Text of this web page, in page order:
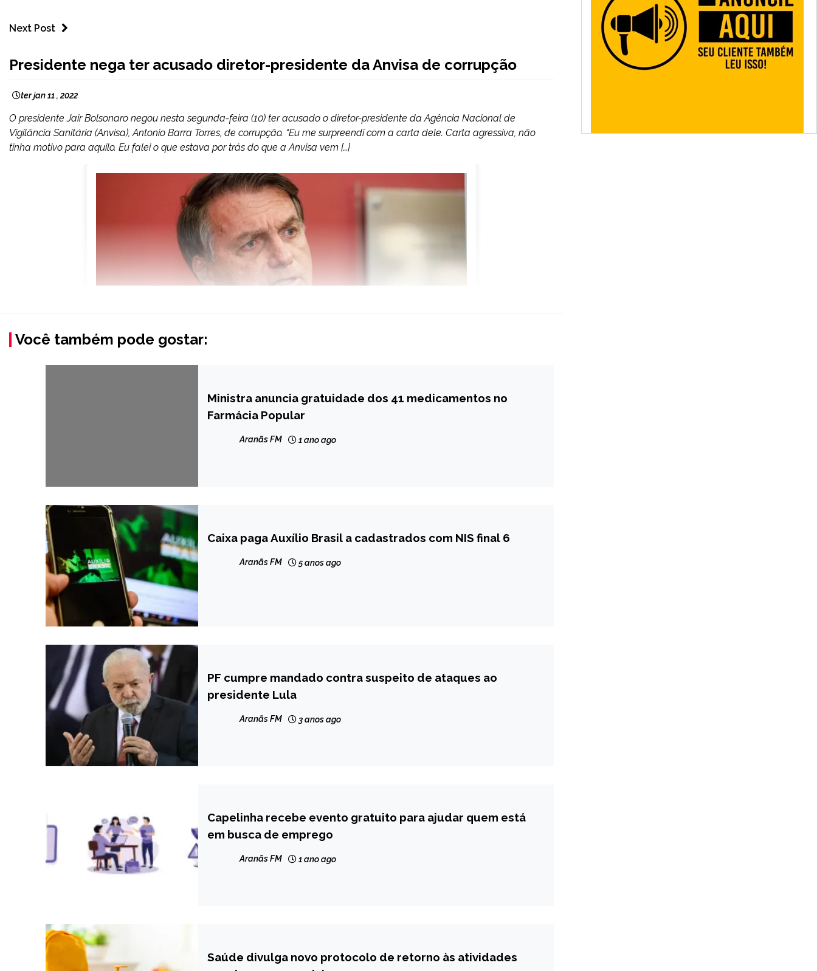
Next Post
NOTÍCIAS
Presidente nega ter acusado diretor-presidente da Anvisa de corrupção
ter jan 11 , 2022
O presidente Jair Bolsonaro negou nesta segunda-feira (10) ter acusado o diretor-presidente da Agência Nacional de
Vigilância Sanitária (Anvisa), Antonio Barra Torres, de corrupção. “Eu me surpreendi com a carta dele. Carta agressiva, não
tinha motivo para aquilo. Eu falei o que estava por trás do que a Anvisa vem […]
Você também pode gostar:
NOTÍCIAS
Ministra anuncia gratuidade dos 41 medicamentos no
Farmácia Popular
Aranãs FM 1 ano ago
BRASIL
NOTÍCIAS
Caixa paga Auxílio Brasil a cadastrados com NIS final 6
Aranãs FM 5 anos ago
BRASIL
NOTÍCIAS
PF cumpre mandado contra suspeito de ataques ao
presidente Lula
Aranãs FM 3 anos ago
CAPELINHA
NOTÍCIAS
Capelinha recebe evento gratuito para ajudar quem está
em busca de emprego
Aranãs FM 1 ano ago
MINAS
Saúde divulga novo protocolo de retorno às atividades